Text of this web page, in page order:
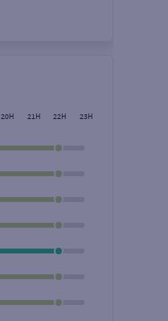
20H 21H 22H 23H